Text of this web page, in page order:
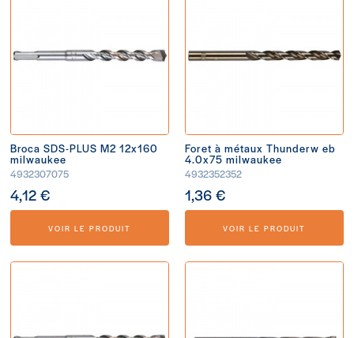
Broca SDS-PLUS M2 12x160
milwaukee
4932307075
4,12 €
VOIR LE PRODUIT
Foret à métaux Thunderw eb
4.0x75 milwaukee
4932352352
1,36 €
VOIR LE PRODUIT